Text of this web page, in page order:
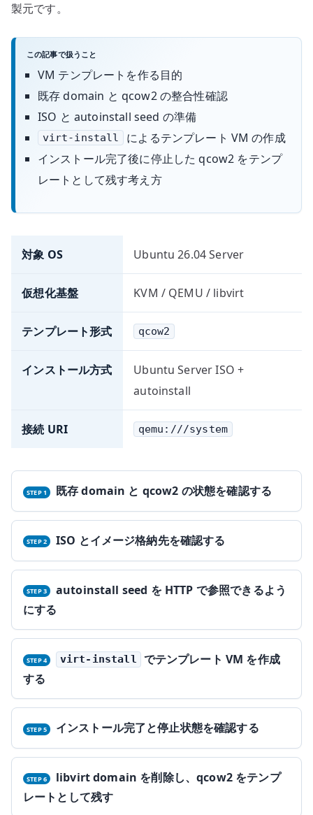
製元です。
この記事で扱うこと
VM テンプレートを作る目的
既存 domain と qcow2 の整合性確認
ISO と autoinstall seed の準備
virt-install
によるテンプレート VM の作成
インストール完了後に停止した qcow2 をテンプ
レートとして残す考え方
対象 OS Ubuntu 26.04 Server
仮想化基盤 KVM / QEMU / libvirt
テンプレート形式 qcow2
インストール方式
Ubuntu Server ISO +
autoinstall
接続 URI qemu:///system
既存 domain と qcow2 の状態を確認する
ISO とイメージ格納先を確認する
autoinstall seed を HTTP で参照できるよう
にする
virt-install
でテンプレート VM を作成
する
インストール完了と停止状態を確認する
libvirt domain を削除し、qcow2 をテンプ
レートとして残す